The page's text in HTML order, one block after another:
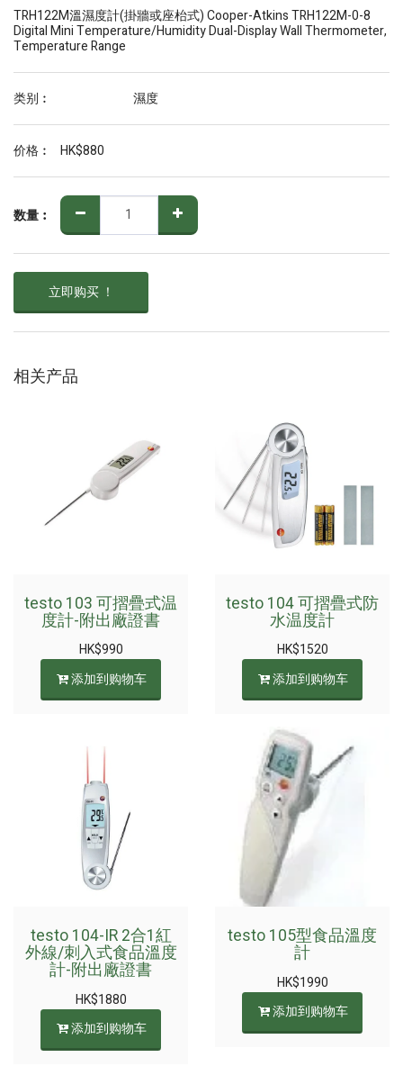
TRH122M溫濕度計(掛牆或座枱式) Cooper-Atkins TRH122M-0-8
Digital Mini Temperature/Humidity Dual-Display Wall Thermometer,
Temperature Range
类别︰ 濕度
价格︰ HK$880
数量︰
立即购买 ！
相关产品
testo 103 可摺疊式温
度計-附出廠證書
HK$990
添加到购物车
testo 104 可摺疊式防
水温度計
HK$1520
添加到购物车
testo 104-IR 2合1紅
外線/刺入式食品溫度
計-附出廠證書
HK$1880
添加到购物车
testo 105型食品溫度
計
HK$1990
添加到购物车